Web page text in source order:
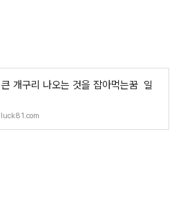
개구리 나오는 것을 잡아먹는꿈 일